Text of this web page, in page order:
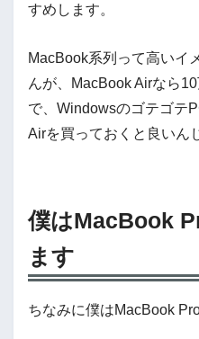
すめします。
MacBook系列って高いイ
んが、MacBook Airなら
で、Windowsのゴテゴテ
Airを買っておくと良いん
僕はMacBook
ます
ちなみに僕はMacBook